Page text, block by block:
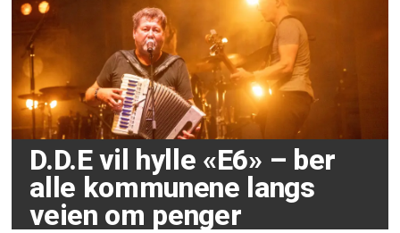
D.D.E vil hylle «E6» – ber
alle kommunene langs
veien om penger